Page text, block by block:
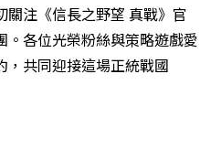
注《信長之野望 真戰》官
。各位光榮粉絲與策略遊戲愛
，共同迎接這場正統戰國